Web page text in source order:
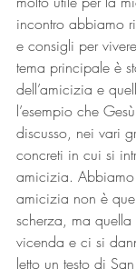
incontro abbiamo
e consigli per
tema principale è
dell’amicizia e
l’esempio che
discusso, nei vari
concreti in cui si
amicizia.
amicizia non è
scherza, ma
vicenda e ci si
letto un testo di